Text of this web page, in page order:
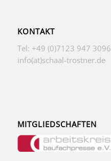
KONTAKT
Tel: +49 (0)7123 947 3096
info(at)schaal-trostner.de
MITGLIEDSCHAFTEN